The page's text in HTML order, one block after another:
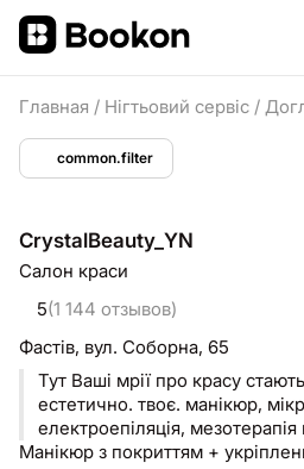
Главная / Нігтьовий сервіс /
common.filter
CrystalBeauty_YN
Салон краси
5(1 144 отзывов)
Фастів, вул. Соборна, 65
Тут Ваші мрії про красу
естетично. твоє. манікюр, мікронідлінг, лазер, PM, вії,
електроепіляція, мезотерапія
методики